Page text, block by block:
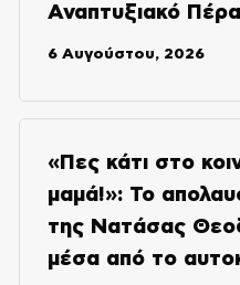
Αναπτυξιακό
6 Αυγούστου, 2026
«Πες κάτι στο
μαμά!»: Το
της Νατάσας
μέσα από το